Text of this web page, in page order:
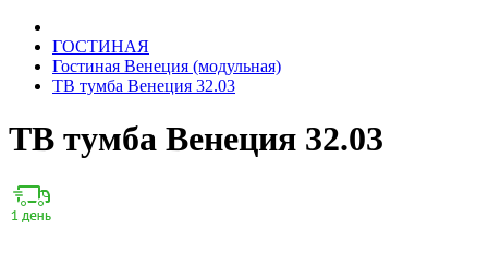
ГОСТИНАЯ
Гостиная Венеция (модульная)
ТВ тумба Венеция 32.03
ТВ тумба Венеция 32.03